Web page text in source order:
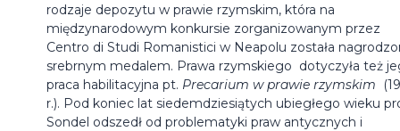
rodzaje depozytu w prawie rzymskim, która na
międzynarodowym konkursie zorganizowanym przez
Centro di Studi Romanistici w Neapolu została
srebrnym medalem. Prawa rzymskiego dotyczyła też
praca habilitacyjna pt. Precarium w prawie rzymskim
r.). Pod koniec lat siedemdziesiątych ubiegłego wieku
Sondel odszedł od problematyki praw antycznych i